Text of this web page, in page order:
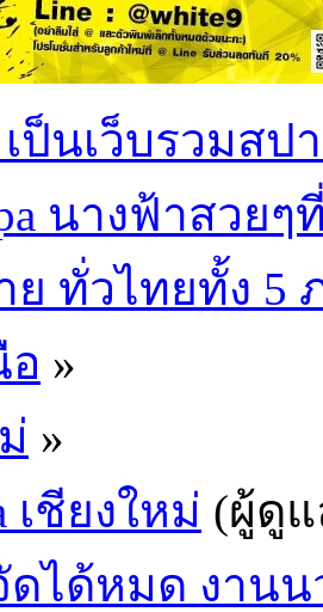
เป็นเว็บรวม
นางฟ้าสวย
ย ทั่วไทยทั้ง 5
อ »
»
เชียงใหม่ (ผู้ดู
ดได้หมด งานน